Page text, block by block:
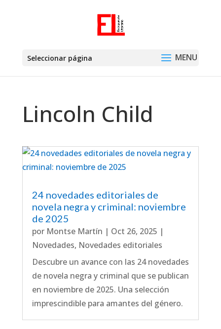
Seleccionar página
Lincoln Child
24 novedades editoriales de
novela negra y criminal: noviembre
de 2025
por Montse Martín | Oct 26, 2025 |
Novedades, Novedades editoriales
Descubre un avance con las 24 novedades
de novela negra y criminal que se publican
en noviembre de 2025. Una selección
imprescindible para amantes del género.